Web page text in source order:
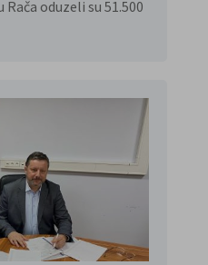
oduzeli su 51.500